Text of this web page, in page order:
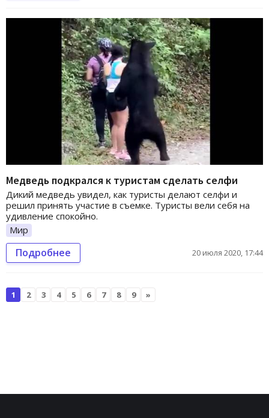
Медведь подкрался к туристам сделать селфи
Дикий медведь увидел, как туристы делают селфи и
решил принять участие в съемке. Туристы вели себя на
удивление спокойно.
Мир
Подробнее 20 июля 2020, 17:44
1 2 3 4 5 6 7 8 9 »